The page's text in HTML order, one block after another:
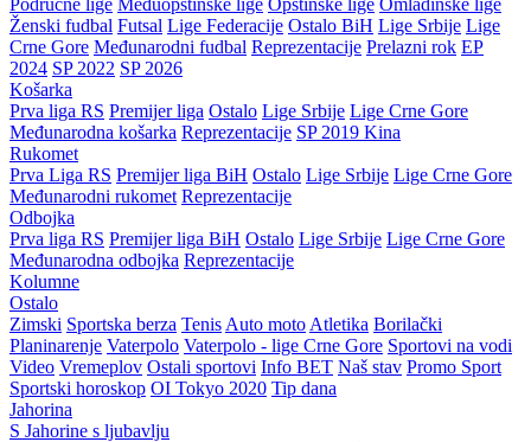
Područne lige Međuopštinske lige Opštinske lige Omladinske lige
Ženski fudbal Futsal Lige Federacije Ostalo BiH Lige Srbije Lige
Crne Gore Međunarodni fudbal Reprezentacije Prelazni rok EP
2024 SP 2022 SP 2026
Košarka
Prva liga RS Premijer liga Ostalo Lige Srbije Lige Crne Gore
Međunarodna košarka Reprezentacije SP 2019 Kina
Rukomet
Prva Liga RS Premijer liga BiH Ostalo Lige Srbije Lige Crne Gore
Međunarodni rukomet Reprezentacije
Odbojka
Prva liga RS Premijer liga BiH Ostalo Lige Srbije Lige Crne Gore
Međunarodna odbojka Reprezentacije
Kolumne
Ostalo
Zimski Sportska berza Tenis Auto moto Atletika Borilački
Planinarenje Vaterpolo Vaterpolo - lige Crne Gore Sportovi na vodi
Video Vremeplov Ostali sportovi Info BET Naš stav Promo Sport
Sportski horoskop OI Tokyo 2020 Tip dana
Jahorina
S Jahorine s ljubavlju